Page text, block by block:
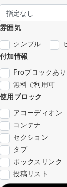
雰囲気
シンプル
付加情報
Proブロックあり
無料で利用可
使用ブロック
アコーディオン
コンテナ
セクション
タブ
ボックスリンク
投稿リスト